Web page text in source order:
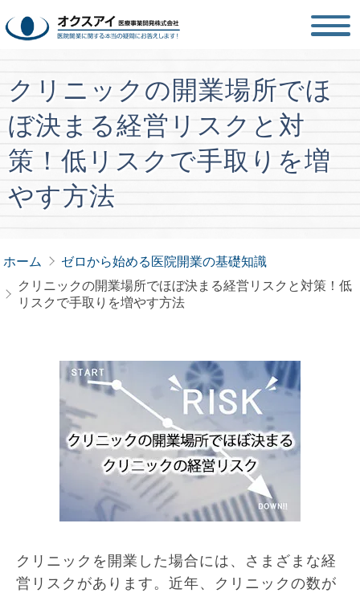
クリニックの開業場所でほ
ぼ決まる経営リスクと対
策！低リスクで手取りを増
やす方法
ホーム
ゼロから始める医院開業の基礎知識
クリニックの開業場所でほぼ決まる経営リスクと対策！低
リスクで手取りを増やす方法
クリニックを開業した場合には、さまざまな経
営リスクがあります。近年、クリニックの数が